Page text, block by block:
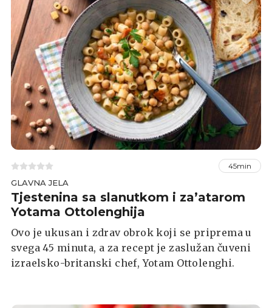
45min
GLAVNA JELA
Tjestenina sa slanutkom i za’atarom
Yotama Ottolenghija
Ovo je ukusan i zdrav obrok koji se priprema u
svega 45 minuta, a za recept je zaslužan čuveni
izraelsko-britanski chef, Yotam Ottolenghi.